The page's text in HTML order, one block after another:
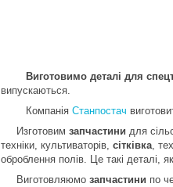
Виготовимо деталі для
випускаються.
Компанія Станпостач
Изготовим запчастини для
техніки, культиваторів, сітківка
оброблення полів. Це такі деталі,
Виготовляюмо запчастини по